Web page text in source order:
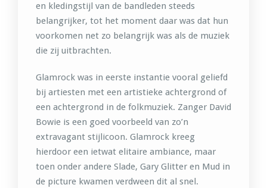
en kledingstijl van de bandleden steeds
belangrijker, tot het moment daar was dat hun
voorkomen net zo belangrijk was als de muziek
die zij uitbrachten.
Glamrock was in eerste instantie vooral geliefd
bij artiesten met een artistieke achtergrond of
een achtergrond in de folkmuziek. Zanger David
Bowie is een goed voorbeeld van zo’n
extravagant stijlicoon. Glamrock kreeg
hierdoor een ietwat elitaire ambiance, maar
toen onder andere Slade, Gary Glitter en Mud in
de picture kwamen verdween dit al snel.